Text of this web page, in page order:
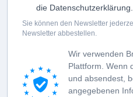
die Datenschutzerklärung.
Sie können den Newsletter
Newsletter abbestellen.
Wir verwenden
Plattform. Wenn
und absendest,
angegebenen